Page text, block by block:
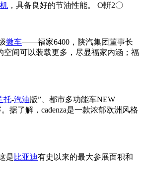
，具备良好的节油性能。 O輧2〇
微车——福家6400，陕汽集团董事长
空间可以装载更多，尽显福家内涵；福
托-汽油版”、都市多功能车NEW
据了解，cadenza是一款浓郁欧洲风格
是比亚迪有史以来的最大参展面积和